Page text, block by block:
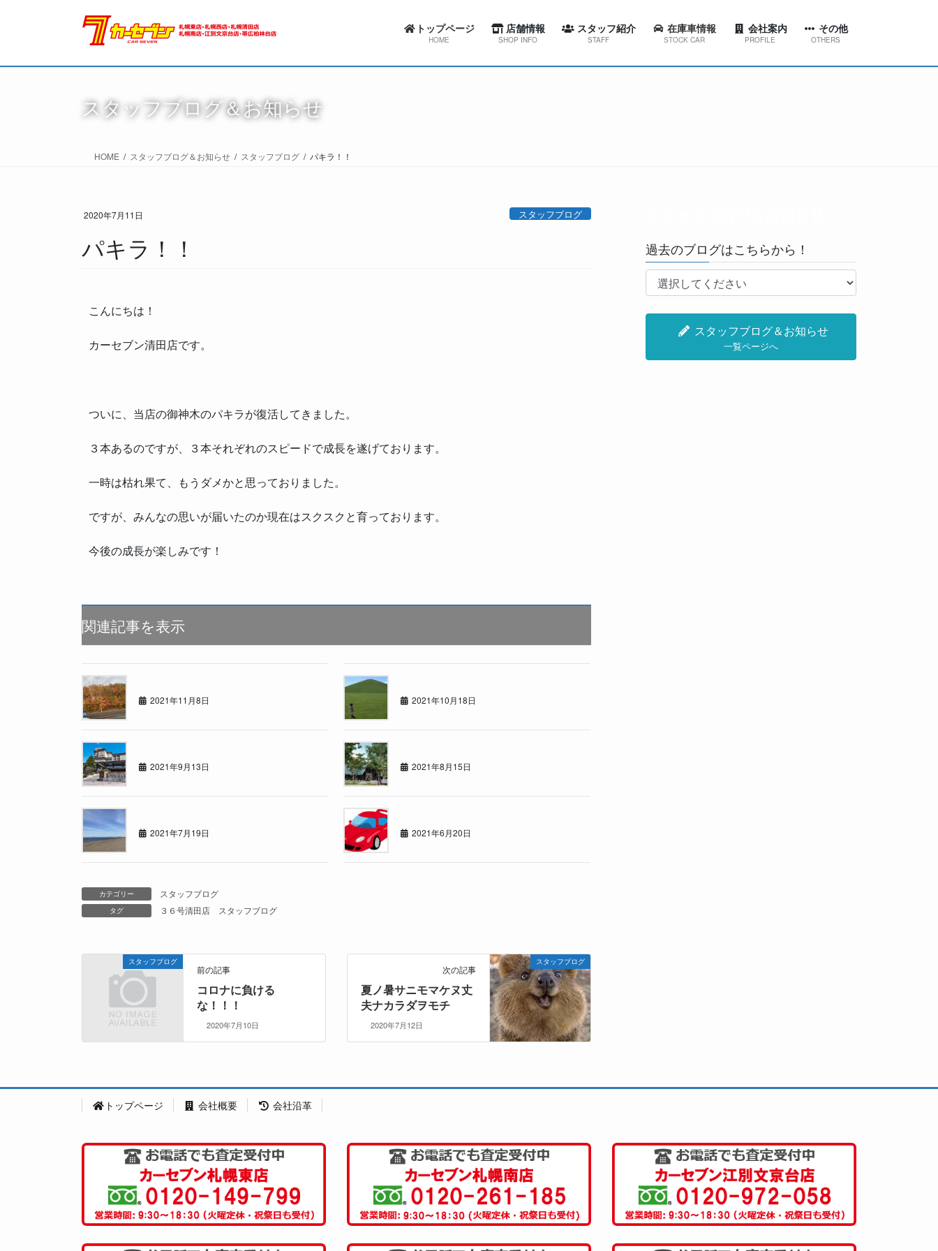
トップページ
HOME
店舗情報
SHOP INFO
カーセブン札幌東店
スタッフ紹介
STAFF
スワローコーポレーション
在庫車情報
STOCK CAR
会社案内
PROFILE
代表挨拶
その他
OTHERS
スタッフブログ＆お知らせ
スタッフブログ＆お知らせ
HOME スタッフブログ＆お知らせ スタッフブログ パキラ！！
2020年7月11日 スタッフブログ
パキラ！！
こんにちは！
カーセブン清田店です。
ついに、当店の御神木のパキラが復活してきました。
３本あるのですが、３本それぞれのスピードで成長を遂げております。
一時は枯れ果て、もうダメかと思っておりました。
ですが、みんなの思いが届いたのか現在はスクスクと育っております。
今後の成長が楽しみです！
関連記事を表示
2021年11月8日 2021年10月18日
2021年9月13日 2021年8月15日
2021年7月19日 2021年6月20日
カテゴリー スタッフブログ
タグ ３６号清田店 スタッフブログ
スタッフブログ
前の記事
コロナに負ける
な！！！
2020年7月10日
スタッフブログ
次の記事
夏ノ暑サニモマケヌ丈
夫ナカラダヲモチ
2020年7月12日
過去のブログはこちらから！
スタッフブログ＆お知らせ
一覧ページへ
トップページ 会社概要 会社沿革